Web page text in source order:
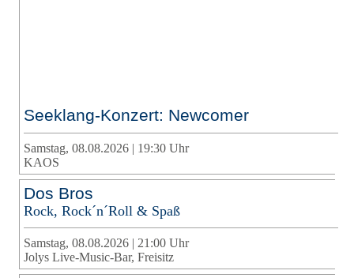
Seeklang-Konzert: Newcomer
Samstag, 08.08.2026 | 19:30 Uhr
KAOS
Dos Bros
Rock, Rock´n´Roll & Spaß
Samstag, 08.08.2026 | 21:00 Uhr
Jolys Live-Music-Bar, Freisitz